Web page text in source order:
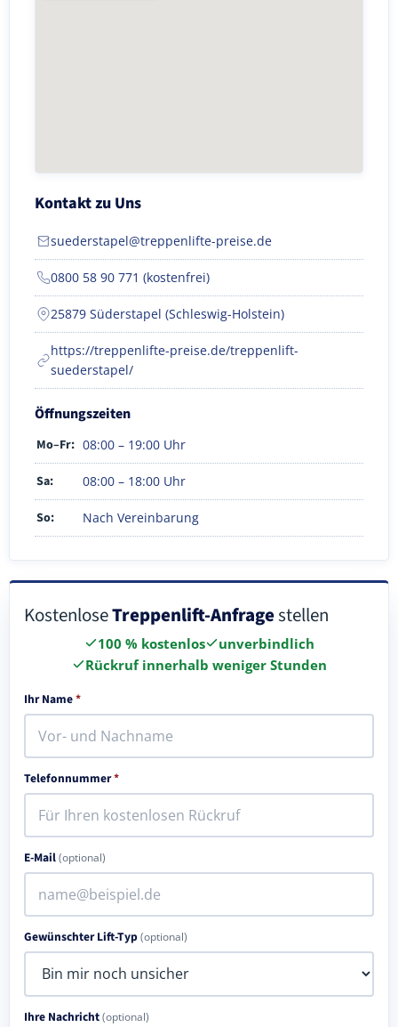
Kontakt zu Uns
suederstapel@treppenlifte-preise.de
0800 58 90 771 (kostenfrei)
25879 Süderstapel (Schleswig-Holstein)
https://treppenlifte-preise.de/treppenlift-
suederstapel/
Öffnungszeiten
Mo–Fr: 08:00 – 19:00 Uhr
Sa: 08:00 – 18:00 Uhr
So: Nach Vereinbarung
KostenloseTreppenlift-Anfragestellen
100 % kostenlos
unverbindlich
Rückruf innerhalb weniger Stunden
Ihr Name*
Telefonnummer*
E-Mail(optional)
Gewünschter Lift-Typ(optional)
Ihre Nachricht(optional)